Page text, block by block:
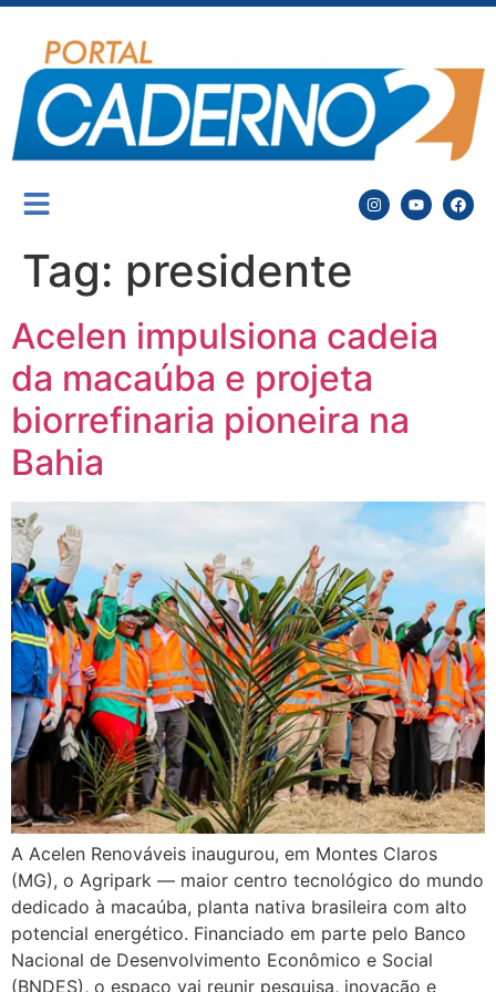
Tag: presidente
Acelen impulsiona cadeia
da macaúba e projeta
biorrefinaria pioneira na
Bahia
A Acelen Renováveis inaugurou, em Montes Claros
(MG), o Agripark — maior centro tecnológico do mundo
dedicado à macaúba, planta nativa brasileira com alto
potencial energético. Financiado em parte pelo Banco
Nacional de Desenvolvimento Econômico e Social
(BNDES), o espaço vai reunir pesquisa, inovação e